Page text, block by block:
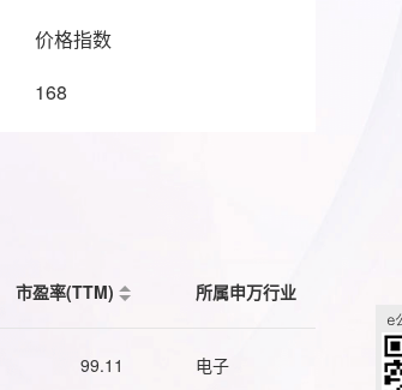
价格指数
168
市盈率(TTM) 所属申万行业
99.11 电子